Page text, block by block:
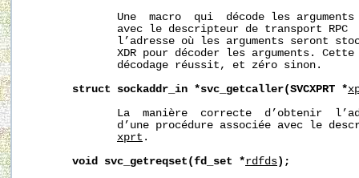
Une  macro  qui  décode les
avec le descripteur de transport
l’adresse où les arguments seront
XDR pour décoder les arguments.
              décodage réussit, et zéro sinon.
struct
sockaddr_in *svc_getcaller(SVCXPRT *
La  manière  correcte  d’obtenir
d’une procédure associée avec le
xprt .
void
svc_getreqset(fd_set *rdfds );